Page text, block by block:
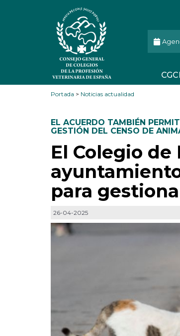
Portada > Noticias actualidad
EL ACUERDO TAMBIÉN
GESTIÓN DEL CENSO DE
El Colegio de
para
26-04-2025